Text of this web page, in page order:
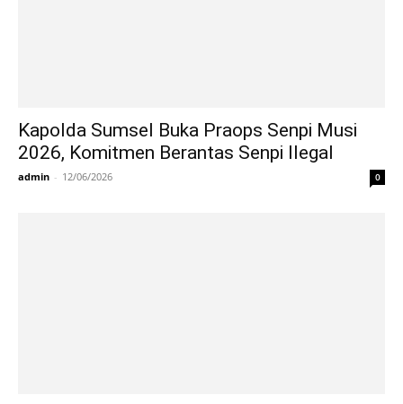
Kapolda Sumsel Buka Praops Senpi Musi
2026, Komitmen Berantas Senpi Ilegal
admin - 12/06/2026 0